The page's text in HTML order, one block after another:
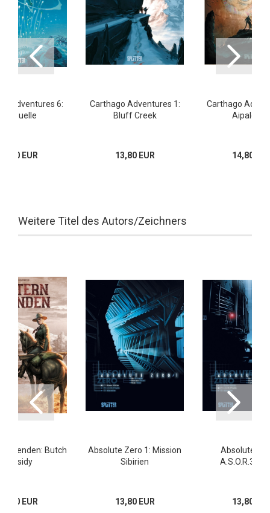
Adventures 6:
Quelle
EUR
Carthago Adventures 1:
Bluff Creek
13,80 EUR
Carthago
14,80
Weitere Titel des Autors/Zeichners
Legenden: Butch
Cassidy
EUR
Absolute Zero 1: Mission
Sibirien
13,80 EUR
Absolute
A.S.O.R.3
13,80